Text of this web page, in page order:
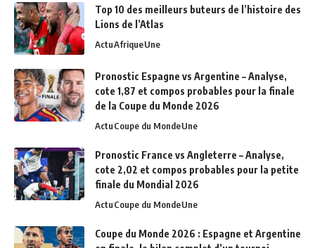
Top 10 des meilleurs buteurs de l’histoire des
Lions de l’Atlas
ActuAfriqueUne
Pronostic Espagne vs Argentine – Analyse,
cote 1,87 et compos probables pour la finale
de la Coupe du Monde 2026
ActuCoupe du MondeUne
Pronostic France vs Angleterre – Analyse,
cote 2,02 et compos probables pour la petite
finale du Mondial 2026
ActuCoupe du MondeUne
Coupe du Monde 2026 : Espagne et Argentine